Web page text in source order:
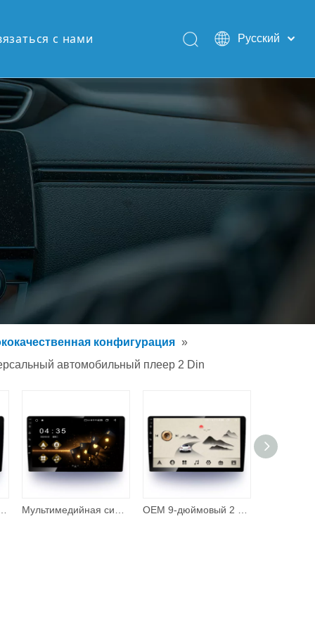
с нами
Pусский
Español
конфигурация »
автомобильный плеер 2 Din